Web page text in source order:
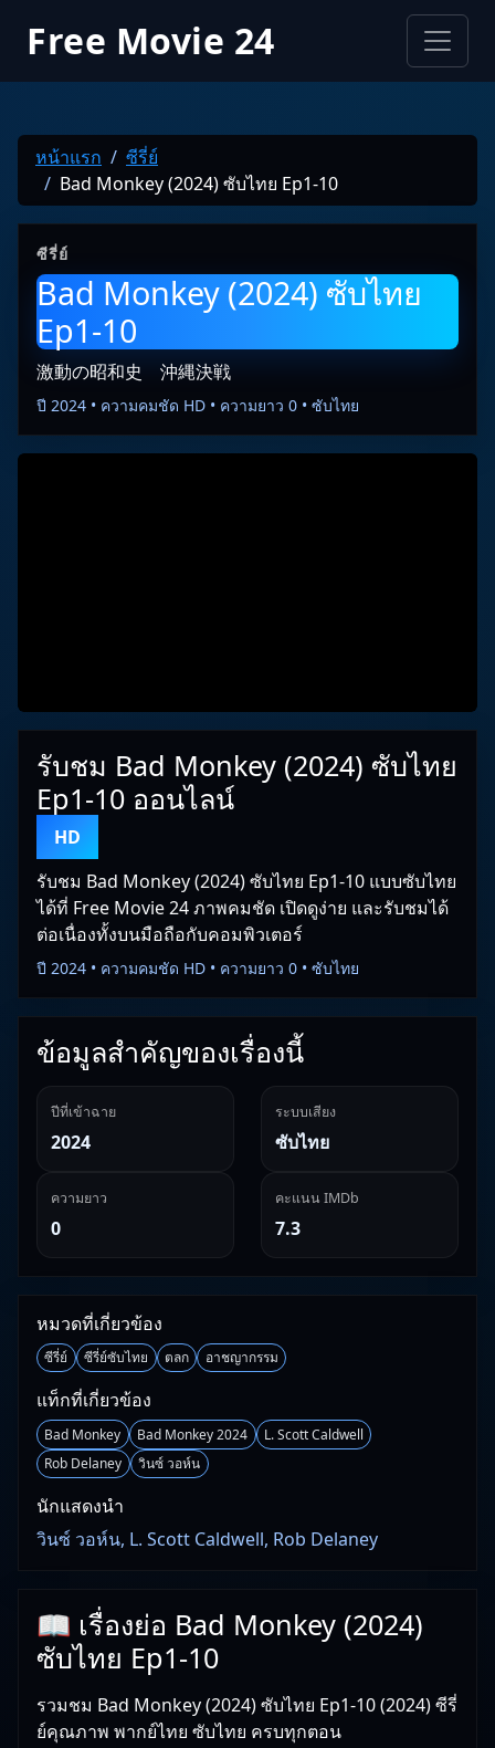
Free Movie 24
หน้าแรก
ซีรี่ย์
Bad Monkey (2024) ซับไทย Ep1-10
ซีรี่ย์
Bad Monkey (2024) ซับไทย
Ep1-10
激動の昭和史 沖縄決戦
ปี 2024 • ความคมชัด HD • ความยาว 0 • ซับไทย
รับชม Bad Monkey (2024) ซับไทย
Ep1-10 ออนไลน์
HD
รับชม Bad Monkey (2024) ซับไทย Ep1-10 แบบซับไทย
ได้ที่ Free Movie 24 ภาพคมชัด เปิดดูง่าย และรับชมได้
ต่อเนื่องทั้งบนมือถือกับคอมพิวเตอร์
ปี 2024 • ความคมชัด HD • ความยาว 0 • ซับไทย
ข้อมูลสำคัญของเรื่องนี้
ปีที่เข้าฉาย
2024
ระบบเสียง
ซับไทย
ความยาว
0
คะแนน IMDb
7.3
หมวดที่เกี่ยวข้อง
ซีรี่ย์ ซีรี่ย์ซับไทย ตลก อาชญากรรม
แท็กที่เกี่ยวข้อง
Bad Monkey Bad Monkey 2024
L. Scott Caldwell
Rob Delaney
วินซ์ วอห์น
นักแสดงนำ
วินซ์ วอห์น, L. Scott Caldwell, Rob Delaney
📖 เรื่องย่อ Bad Monkey (2024)
ซับไทย Ep1-10
รวมชม Bad Monkey (2024) ซับไทย Ep1-10 (2024) ซีรี่
ย์คุณภาพ พากย์ไทย ซับไทย ครบทุกตอน